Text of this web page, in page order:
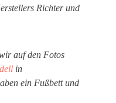
Richter und
auf den Fotos
in
ein Fußbett und